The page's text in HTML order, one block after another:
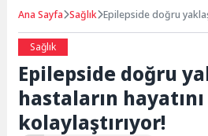
Ana Sayfa Sağlık Epilepside doğru
Sağlık
Epilepside doğru
hastaların hayatını
kolaylaştırıyor!